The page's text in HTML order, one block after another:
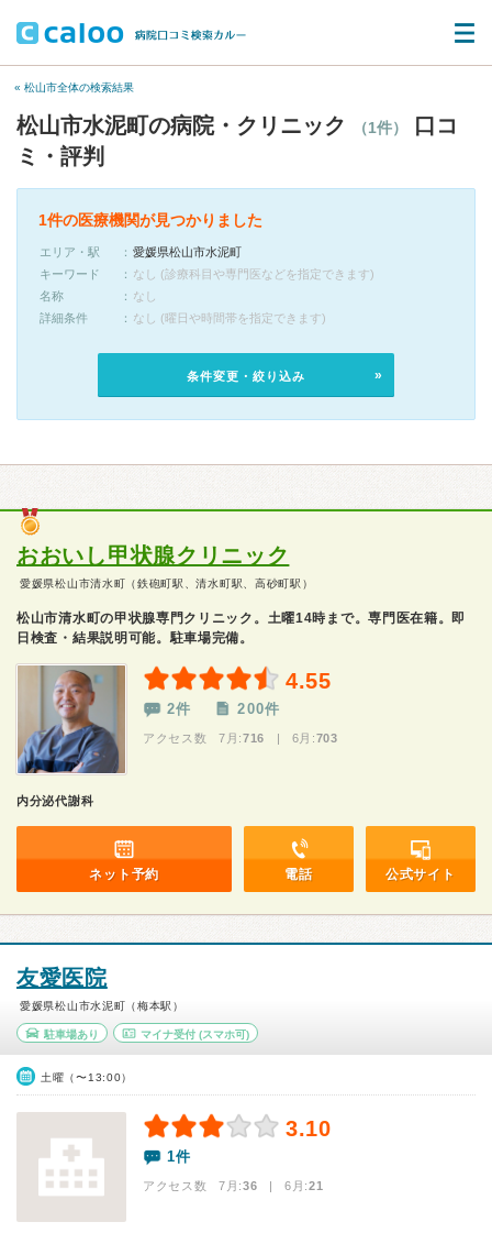
« 松山市全体の検索結果
松山市水泥町の病院・クリニック （1件）
口コ
ミ・評判
1件の医療機関が見つかりました
エリア・駅
愛媛県松山市水泥町
キーワード
なし (診療科目や専門医などを指定できます)
名称
なし
詳細条件
なし (曜日や時間帯を指定できます)
条件変更・絞り込み
おおいし甲状腺クリニック
愛媛県松山市清水町（鉄砲町駅、清水町駅、高砂町駅）
松山市清水町の甲状腺専門クリニック。土曜14時まで。専門医在籍。即
日検査・結果説明可能。駐車場完備。
4.55
2件 200件
アクセス数 7月:716 | 6月:703
内分泌代謝科
ネット予約 電話 公式サイト
友愛医院
愛媛県松山市水泥町（梅本駅）
駐車場あり マイナ受付(スマホ可)
土曜（〜13:00）
3.10
1件
アクセス数 7月:36 | 6月:21